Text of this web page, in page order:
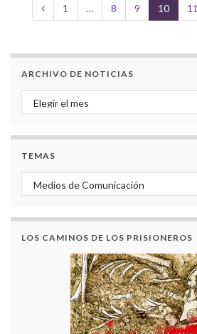
1 … 8 9 10 11
ARCHIVO DE NOTICIAS
Archivo de noticias
TEMAS
Temas
LOS CAMINOS DE LOS PRISIONEROS